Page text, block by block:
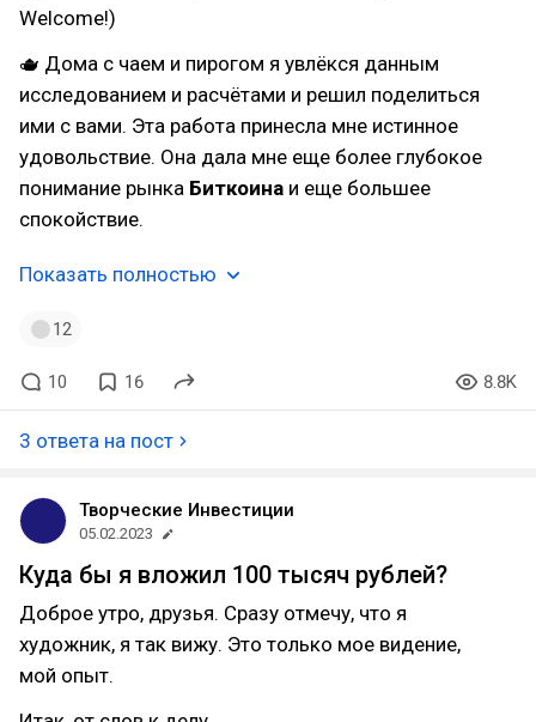
Welcome!)
🫖 Дома с чаем и пирогом я увлёкся данным
исследованием и расчётами и решил поделиться
ими с вами. Эта работа принесла мне истинное
удовольствие. Она дала мне еще более глубокое
понимание рынка Биткоина и еще большее
спокойствие.
Показать полностью
12
10 16 8.8K
3 ответа на пост
Творческие Инвестиции
05.02.2023
Куда бы я вложил 100 тысяч рублей?
Доброе утро, друзья. Сразу отмечу, что я
художник, я так вижу. Это только мое видение,
мой опыт.